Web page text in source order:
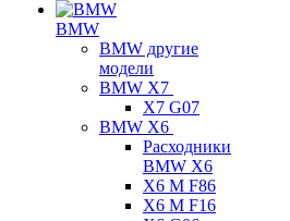
BMW
BMW другие
модели
BMW X7
X7 G07
BMW X6
Расходники
BMW X6
X6 M F86
X6 M F16